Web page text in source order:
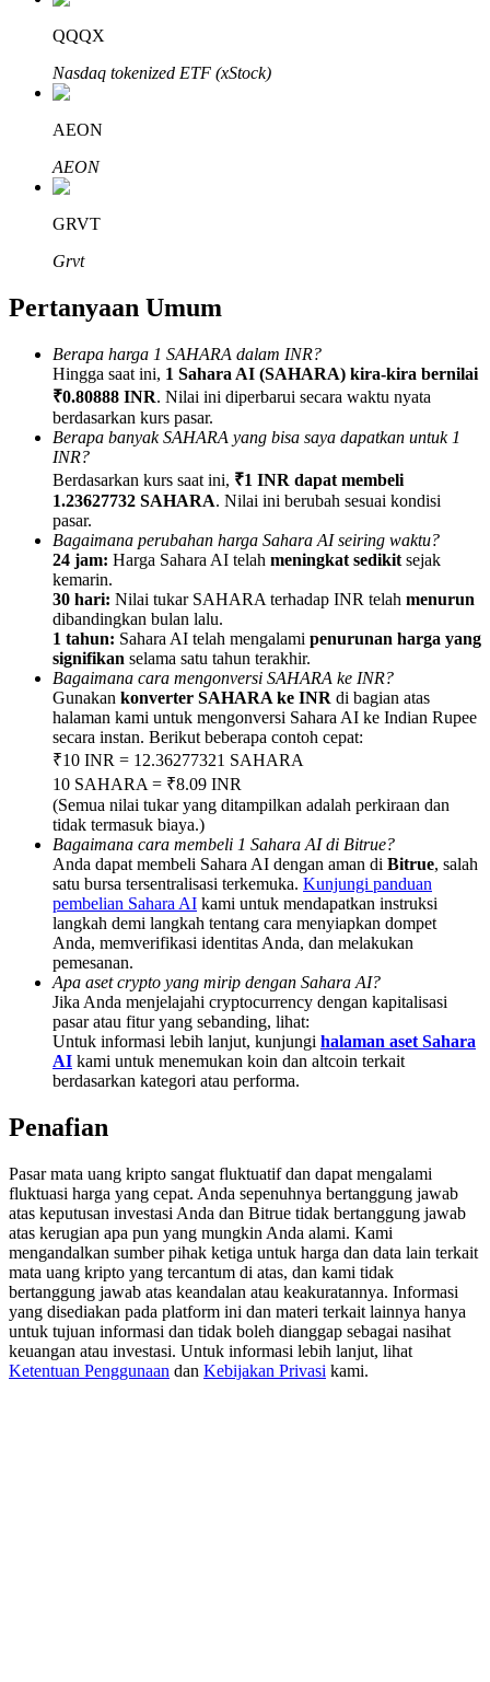
Afiliasi Bitrue
Undang teman untuk mendapatkan imbalan tunai
BTC Welcome Rewards
BTC Welcome Rewards
Deposit & Trade BTC to Share 25000 USDT prize pool!
Deposit CASHCAT & Win
Share 500000 CASHCAT prize pool
Exclusive for BitMart Users
Register & Trade to Win 500,000 USDT
Precious Metals Trading Carnival
USDT New User Exclusive 10% APR
USDT Flexible Staking | Daily Rewards
BTC New User Exclusive: 6.5% APR
BTC Flexible Staking | Daily Rewards
QQQX
Nasdaq tokenized ETF (xStock)
AEON
AEON
GRVT
Grvt
Pertanyaan Umum
Berapa harga 1 SAHARA dalam INR?
Hingga saat ini, 1 Sahara AI (SAHARA) kira-kira bernilai
₹0.80888 INR. Nilai ini diperbarui secara waktu nyata
berdasarkan kurs pasar.
Berapa banyak SAHARA yang bisa saya dapatkan untuk 1
INR?
Berdasarkan kurs saat ini, ₹1 INR dapat membeli
1.23627732 SAHARA. Nilai ini berubah sesuai kondisi
pasar.
Bagaimana perubahan harga Sahara AI seiring waktu?
24 jam: Harga Sahara AI telah meningkat sedikit sejak
kemarin.
30 hari: Nilai tukar SAHARA terhadap INR telah menurun
dibandingkan bulan lalu.
1 tahun: Sahara AI telah mengalami penurunan harga yang
signifikan selama satu tahun terakhir.
Bagaimana cara mengonversi SAHARA ke INR?
Gunakan konverter SAHARA ke INR di bagian atas
halaman kami untuk mengonversi Sahara AI ke Indian Rupee
secara instan. Berikut beberapa contoh cepat:
₹10 INR = 12.36277321 SAHARA
10 SAHARA = ₹8.09 INR
(Semua nilai tukar yang ditampilkan adalah perkiraan dan
tidak termasuk biaya.)
Bagaimana cara membeli 1 Sahara AI di Bitrue?
Anda dapat membeli Sahara AI dengan aman di Bitrue, salah
satu bursa tersentralisasi terkemuka. Kunjungi panduan
pembelian Sahara AI kami untuk mendapatkan instruksi
langkah demi langkah tentang cara menyiapkan dompet
Anda, memverifikasi identitas Anda, dan melakukan
pemesanan.
Apa aset crypto yang mirip dengan Sahara AI?
Jika Anda menjelajahi cryptocurrency dengan kapitalisasi
pasar atau fitur yang sebanding, lihat:
Untuk informasi lebih lanjut, kunjungi halaman aset Sahara
AI kami untuk menemukan koin dan altcoin terkait
berdasarkan kategori atau performa.
Penafian
Pasar mata uang kripto sangat fluktuatif dan dapat mengalami
fluktuasi harga yang cepat. Anda sepenuhnya bertanggung jawab
atas keputusan investasi Anda dan Bitrue tidak bertanggung jawab
atas kerugian apa pun yang mungkin Anda alami. Kami
mengandalkan sumber pihak ketiga untuk harga dan data lain terkait
mata uang kripto yang tercantum di atas, dan kami tidak
bertanggung jawab atas keandalan atau keakuratannya. Informasi
yang disediakan pada platform ini dan materi terkait lainnya hanya
untuk tujuan informasi dan tidak boleh dianggap sebagai nasihat
keuangan atau investasi. Untuk informasi lebih lanjut, lihat
Ketentuan Penggunaan dan Kebijakan Privasi kami.